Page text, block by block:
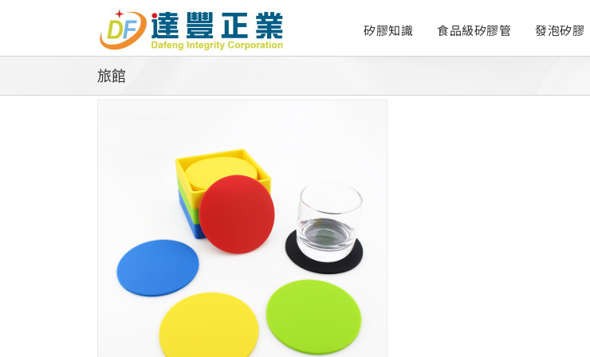
矽膠知識 食品級矽膠管 發泡矽膠
旅館